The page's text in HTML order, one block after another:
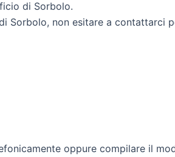
di Sorbolo.
Sorbolo, non esitare a contattarci
oppure compilare il